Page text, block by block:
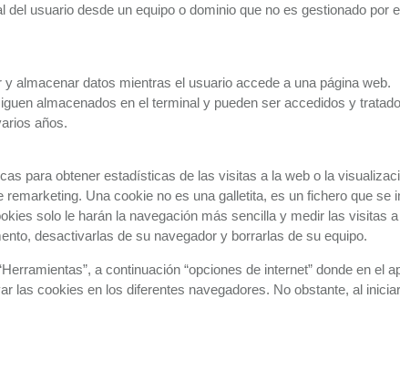
usuario desde un equipo o dominio que no es gestionado por
almacenar datos mientras el usuario accede a una página web.
almacenados en el terminal y pueden ser accedidos y
años.
para obtener estadísticas de las visitas a la web o la
Una cookie no es una galletita, es un fichero que se
solo le harán la navegación más sencilla y medir las visitas
desactivarlas de su navegador y borrarlas de su equipo.
a continuación “opciones de internet” donde en el
las cookies en los diferentes navegadores. No obstante, al